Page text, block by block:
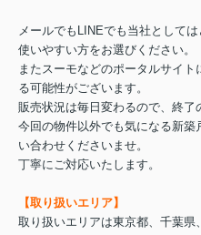
メールでもLINEでも当社としては
使いやすい方をお選びください。
またスーモなどのポータルサイ
る可能性がございます。
販売状況は毎日変わるので、終了
今回の物件以外でも気になる新
い合わせくださいませ。
丁寧にご対応いたします。
【取り扱いエリア】
取り扱いエリアは東京都、千葉県